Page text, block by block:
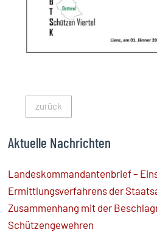
zurück
Aktuelle Nachrichten
Landeskommandantenbrief –
Ermittlungsverfahrens der
Zusammenhang mit der
Schützengewehren